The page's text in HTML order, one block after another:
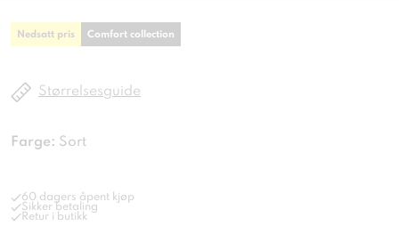
Nedsatt pris Comfort collection
Størrelsesguide
Farge: Sort
60 dagers åpent kjøp
Sikker betaling
Retur i butikk